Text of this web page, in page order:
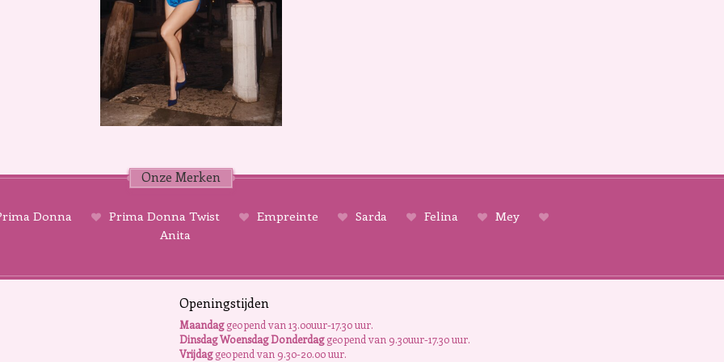
Onze Merken
Donna Prima Donna Twist Empreinte Sarda Felina
Mey
Anita
Openingstijden
Maandaggeopend van 13.00uur-17.30 uur.
Dinsdag Woensdag Donderdaggeopend van 9.30uur-17.30 uur.
Vrijdaggeopend van 9.30-20.00 uur.